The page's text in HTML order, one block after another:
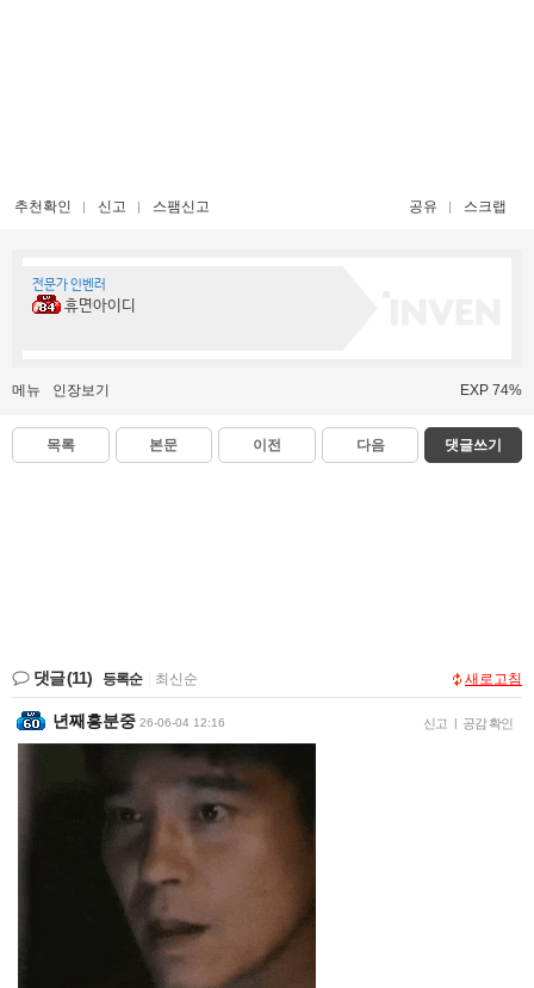
추천확인 신고 스팸신고 공유 스크랩
전문가 인벤러
휴면아이디
메뉴 인장보기 EXP 74%
목록 본문 이전 다음 댓글쓰기
댓글(11) 등록순 최신순 새로고침
년째흥분중 26-06-04 12:16 신고 | 공감 확인